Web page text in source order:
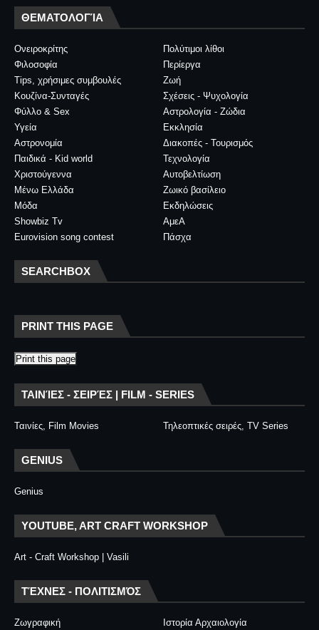
ΘΕΜΑΤΟΛΟΓΊΑ
Ονειροκρίτης
Πολύτιμοι λίθοι
Φιλοσοφία
Περίεργα
Tips, χρήσιμες συμβουλές
Ζωή
Κουζίνα-Συνταγές
Σχέσεις - Ψυχολογία
Φύλλο & Sex
Αστρολογία - Ζώδια
Υγεία
Εκκλησία
Αστρονομία
Διακοπές - Τουρισμός
Παιδικά - Kid world
Τεχνολογία
Χριστούγεννα
Αυτοβελτίωση
Μένω Ελλάδα
Ζωικό βασίλειο
Μόδα
Εκδηλώσεις
Showbiz Tv
ΑμεΑ
Eurovision song contest
Πάσχα
SEARCHBOX
PRINT THIS PAGE
Print this page
ΤΑΙΝΊΕΣ - ΣΕΙΡΈΣ | FILM - SERIES
Ταινίες, Film Movies Τηλεοπτικές σειρές, TV Series
GENIUS
Genius
YOUTUBE, ART CRAFT WORKSHOP
Art - Craft Workshop | Vasili
ΤΈΧΝΕΣ - ΠΟΛΙΤΙΣΜΌΣ
Ζωγραφική
Ιστορία Αρχαιολογία